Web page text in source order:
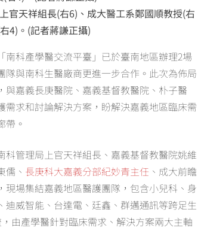
官天祥組長(右6)、成大醫工系鄭國順教授(右
4)。(記者蔣謙正攝)
科產學醫交流平臺」已於臺南地區辦理2場
與南科生醫廠商更進一步合作。此次為佈局
嘉義長庚醫院、嘉義基督教醫院、朴子醫
求和討論解決方案，盼解決嘉義地區臨床需
帶。
科管理局上官天祥組長、嘉義基督教醫院姚維
、 長庚科大嘉義分部紀妙青主任 、成大前瞻
場集結嘉義地區醫護團隊，包含小兒科、身
威智能、台達電、廷鑫、群邁通訊等跨足生
由產學醫針對臨床需求、解決方案兩大主軸